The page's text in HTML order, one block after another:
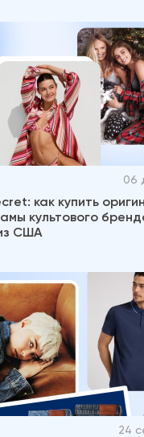
06
как купить
культового
США
24